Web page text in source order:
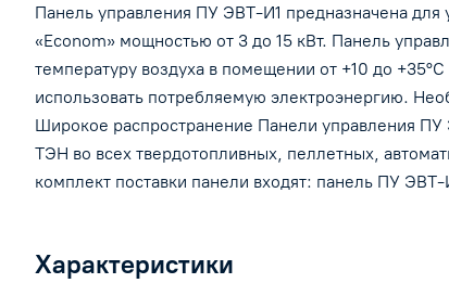
Панель управления ПУ ЭВТ-И1 предназначена для
«Econom» мощностью от 3 до 15 кВт. Панель
температуру воздуха в помещении от +10 до
использовать потребляемую электроэнергию.
Широкое распространение Панели управления
ТЭН во всех твердотопливных, пеллетных,
комплект поставки панели входят: панель ПУ
Характеристики